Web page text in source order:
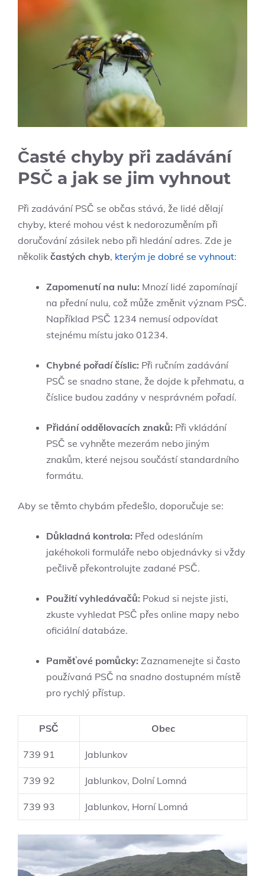
Časté chyby při zadávání
PSČ a jak se jim vyhnout
Při zadávání PSČ se občas stává, že lidé dělají
chyby, které mohou vést k nedorozuměním při
doručování zásilek nebo při hledání adres. Zde je
několik častých chyb, kterým je dobré se vyhnout:
Zapomenutí na nulu: Mnozí lidé zapomínají
na přední nulu, což může změnit význam PSČ.
Například PSČ 1234 nemusí odpovídat
stejnému místu jako 01234.
Chybné pořadí číslic: Při ručním zadávání
PSČ se snadno stane, že dojde k přehmatu, a
číslice budou zadány v nesprávném pořadí.
Přidání oddělovacích znaků: Při vkládání
PSČ se vyhněte mezerám nebo jiným
znakům, které nejsou součástí standardního
formátu.
Aby se těmto chybám předešlo, doporučuje se:
Důkladná kontrola: Před odesláním
jakéhokoli formuláře nebo objednávky si vždy
pečlivě překontrolujte zadané PSČ.
Použití vyhledávačů: Pokud si nejste jisti,
zkuste vyhledat PSČ přes online mapy nebo
oficiální databáze.
Paměťové pomůcky: Zaznamenejte si často
používaná PSČ na snadno dostupném místě
pro rychlý přístup.
PSČ Obec
739 91 Jablunkov
739 92 Jablunkov, Dolní Lomná
739 93 Jablunkov, Horní Lomná